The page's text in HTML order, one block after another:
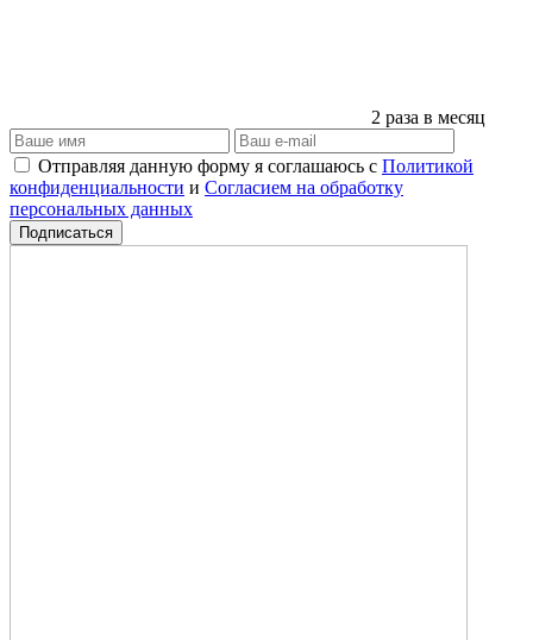
2 раза в месяц
Отправляя данную форму я соглашаюсь с Политикой
конфиденциальности и Согласием на обработку
персональных данных
Подписаться